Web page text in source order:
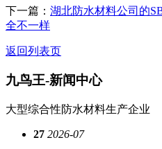
下一篇： 湖北防水材料公司的
全不一样
返回列表页
九鸟王-新闻中心
大型综合性防水材料生产企业
27 2026-07